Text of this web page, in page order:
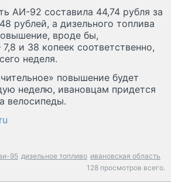
АИ-92 составила 44,74 рубля за
рублей, а дизельного топлива
вроде бы,
и 38 копеек соответственно,
неделя.
повышение будет
неделю, ивановцам придется
велосипеды.
95 дизельное топливо ивановская область
128 просмотров всего.